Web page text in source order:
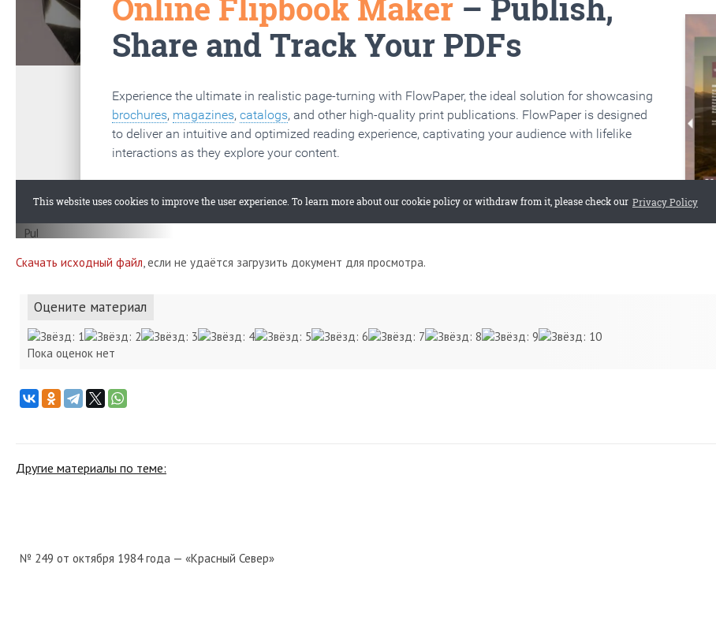
Скачать исходный файл, если не удаётся загрузить документ для просмотра.
Оцените материал
Пока оценок нет
Другие материалы по теме:
№ 249 от октября 1984 года — «Красный Север»